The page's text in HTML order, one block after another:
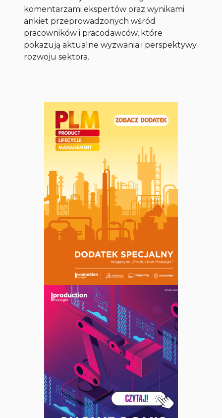
komentarzami ekspertów oraz wynikami
ankiet przeprowadzonych wśród
pracowników i pracodawców, które
pokazują aktualne wyzwania i perspektywy
rozwoju sektora.